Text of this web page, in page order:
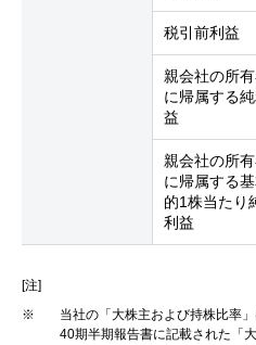
税引前利益
親会社の所
に帰属する純
益
親会社の所
に帰属する
的1株当たり
利益
[注]
※
当社の「大株主および持株比率
40期半期報告書に記載された「